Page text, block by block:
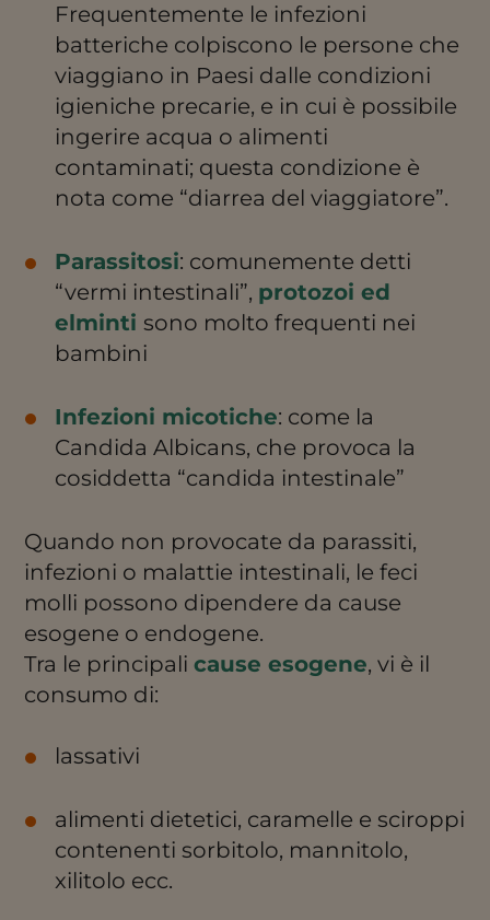
Frequentemente le infezioni
batteriche colpiscono le persone che
viaggiano in Paesi dalle condizioni
igieniche precarie, e in cui è possibile
ingerire acqua o alimenti
contaminati; questa condizione è
nota come “diarrea del viaggiatore”.
Parassitosi: comunemente detti
“vermi intestinali”, protozoi ed
elminti sono molto frequenti nei
bambini
Infezioni micotiche: come la
Candida Albicans, che provoca la
cosiddetta “candida intestinale”
Quando non provocate da parassiti,
infezioni o malattie intestinali, le feci
molli possono dipendere da cause
esogene o endogene.
Tra le principalicause esogene, vi è il
consumo di:
lassativi
alimenti dietetici, caramelle e sciroppi
contenenti sorbitolo, mannitolo,
xilitolo ecc.